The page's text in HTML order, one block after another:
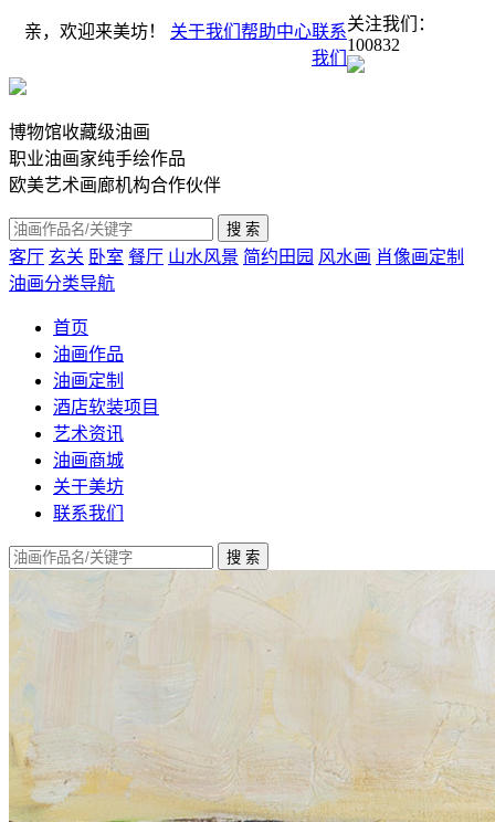
亲，欢迎来美坊！ 关于我们 帮助中心联系
我们
关注我们：
100832
博物馆收藏级油画
职业油画家纯手绘作品
欧美艺术画廊机构合作伙伴
客厅 玄关 卧室 餐厅 山水风景 简约田园 风水画 肖像画定制
油画分类导航
首页
油画作品
油画定制
酒店软装项目
艺术资讯
油画商城
关于美坊
联系我们